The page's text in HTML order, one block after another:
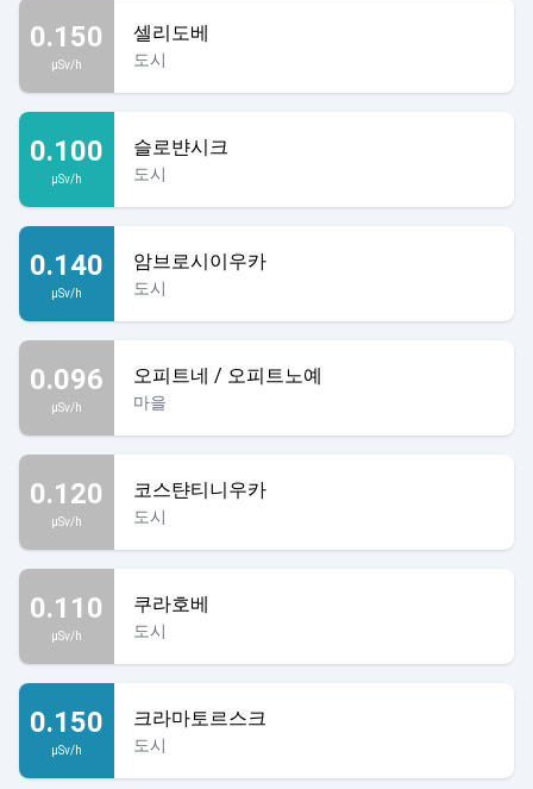
0.150
µSv/h
셀리도베
도시
0.100
µSv/h
슬로뱐시크
도시
0.140
µSv/h
암브로시이우카
도시
0.096
µSv/h
오피트네 / 오피트노예
마을
0.120
µSv/h
코스탼티니우카
도시
0.110
µSv/h
쿠라호베
도시
0.150
µSv/h
크라마토르스크
도시